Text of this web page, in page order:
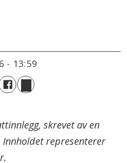
- 13:59
skrevet av en
representerer